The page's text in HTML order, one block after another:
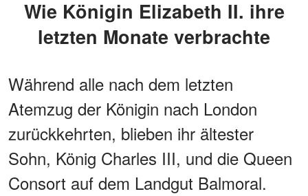
Wie Königin Elizabeth II. ihre
letzten Monate verbrachte
Während alle nach dem letzten
Atemzug der Königin nach London
zurückkehrten, blieben ihr ältester
Sohn, König Charles III, und die Queen
Consort auf dem Landgut Balmoral.